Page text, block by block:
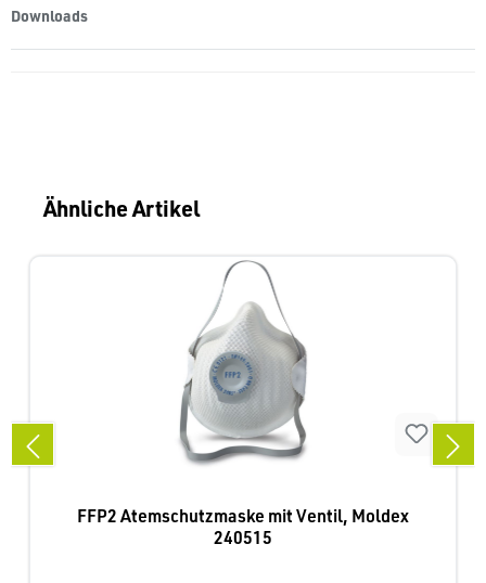
Downloads
Produktgalerie überspringen
Ähnliche Artikel
FFP2 Atemschutzmaske mit Ventil, Moldex
240515